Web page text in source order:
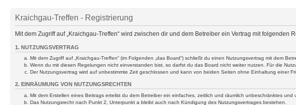
Kraichgau-Treffen - Registrierung
Mit dem Zugriff auf „Kraichgau-Treffen“ wird zwischen dir und dem Betreiber ein Vertrag mit folgenden
1. NUTZUNGSVERTRAG
Mit dem Zugriff auf „Kraichgau-Treffen“ (im Folgenden „das Board“) schließt du einen Nutzungsvertrag mit dem
Wenn du mit diesen Regelungen nicht einverstanden bist, so darfst du das Board nicht weiter nutzen. Für die
Der Nutzungsvertrag wird auf unbestimmte Zeit geschlossen und kann von beiden Seiten ohne Einhaltung einer
2. EINRÄUMUNG VON NUTZUNGSRECHTEN
Mit dem Erstellen eines Beitrags erteilst du dem Betreiber ein einfaches, zeitlich und räumlich unbeschränktes
Das Nutzungsrecht nach Punkt 2, Unterpunkt a bleibt auch nach Kündigung des Nutzungsvertrages bestehen.